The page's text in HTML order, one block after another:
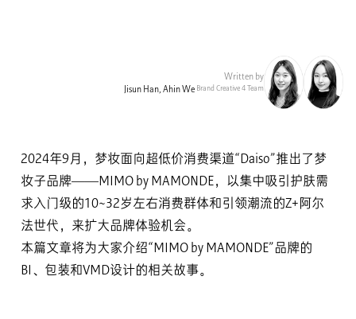
Written by
Jisun Han, Ahin We Brand Creative 4 Team
2024年9月，梦妆面向超低价消费渠道“Daiso”推出了梦
妆子品牌——MIMO by MAMONDE，以集中吸引护肤需
求入门级的10~32岁左右消费群体和引领潮流的Z+阿尔
法世代，来扩大品牌体验机会。
本篇文章将为大家介绍“MIMO by MAMONDE”品牌的
BI、包装和VMD设计的相关故事。